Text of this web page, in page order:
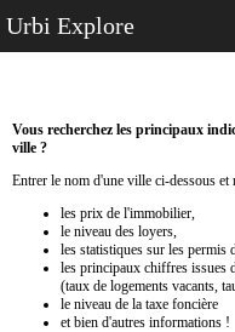
Urbi Explore
Vous recherchez les principaux
ville ?
Entrer le nom d'une ville ci-dessous et
les prix de l'immobilier,
le niveau des loyers,
les statistiques sur les permis
les principaux chiffres issues
(taux de logements vacants,
le niveau de la taxe foncière
et bien d'autres informations !